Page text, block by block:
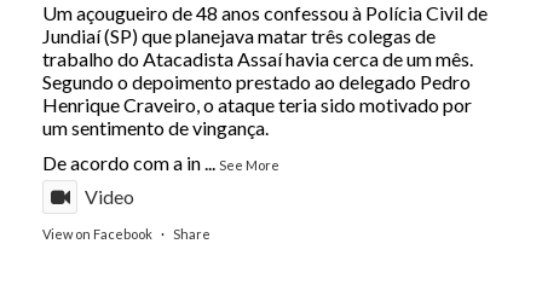
Um açougueiro de 48 anos confessou à Polícia Civil de
Jundiaí (SP) que planejava matar três colegas de
trabalho do Atacadista Assaí havia cerca de um mês.
Segundo o depoimento prestado ao delegado Pedro
Henrique Craveiro, o ataque teria sido motivado por
um sentimento de vingança.
De acordo com a in... See More
Video
View on Facebook · Share